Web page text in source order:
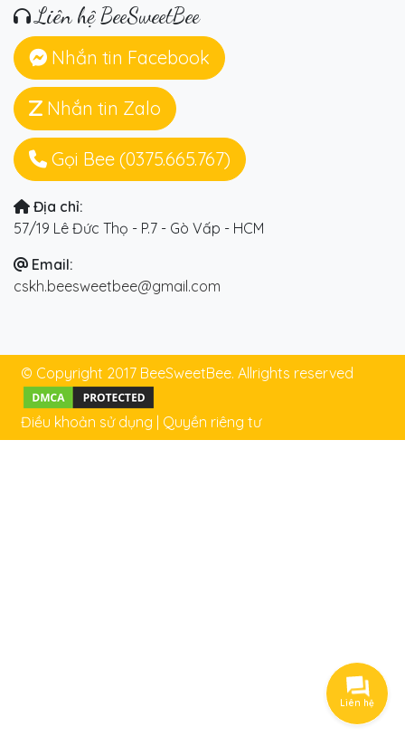
Liên hệ BeeSweetBee
Nhắn tin Facebook
Nhắn tin Zalo
Gọi Bee (0375.665.767)
Địa chỉ:
57/19 Lê Đức Thọ - P.7 - Gò Vấp - HCM
Email:
cskh.beesweetbee@gmail.com
© Copyright 2017 BeeSweetBee. Allrights reserved
Điều khoản sử dụng | Quyền riêng tư
Liên hệ